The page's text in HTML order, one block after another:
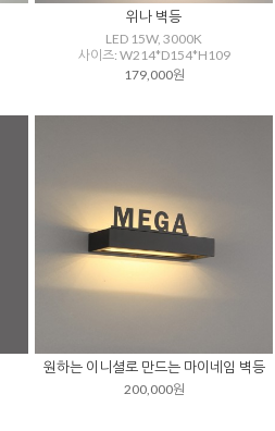
위나 벽등
LED 15W, 3000K
사이즈: W214*D154*H109
179,000원
원하는 이니셜로 만드는 마이네임 벽등
200,000원